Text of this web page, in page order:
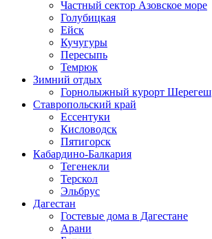
Частный сектор Азовское море
Голубицкая
Ейск
Кучугуры
Пересыпь
Темрюк
Зимний отдых
Горнолыжный курорт Шерегеш
Ставропольский край
Ессентуки
Кисловодск
Пятигорск
Кабардино-Балкария
Тегенекли
Терскол
Эльбрус
Дагестан
Гостевые дома в Дагестане
Арани